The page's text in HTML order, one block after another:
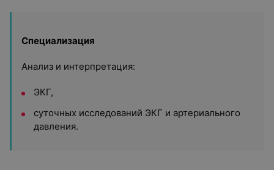
Специализация
Анализ и интерпретация:
ЭКГ,
суточных исследований ЭКГ и артериального
давления.